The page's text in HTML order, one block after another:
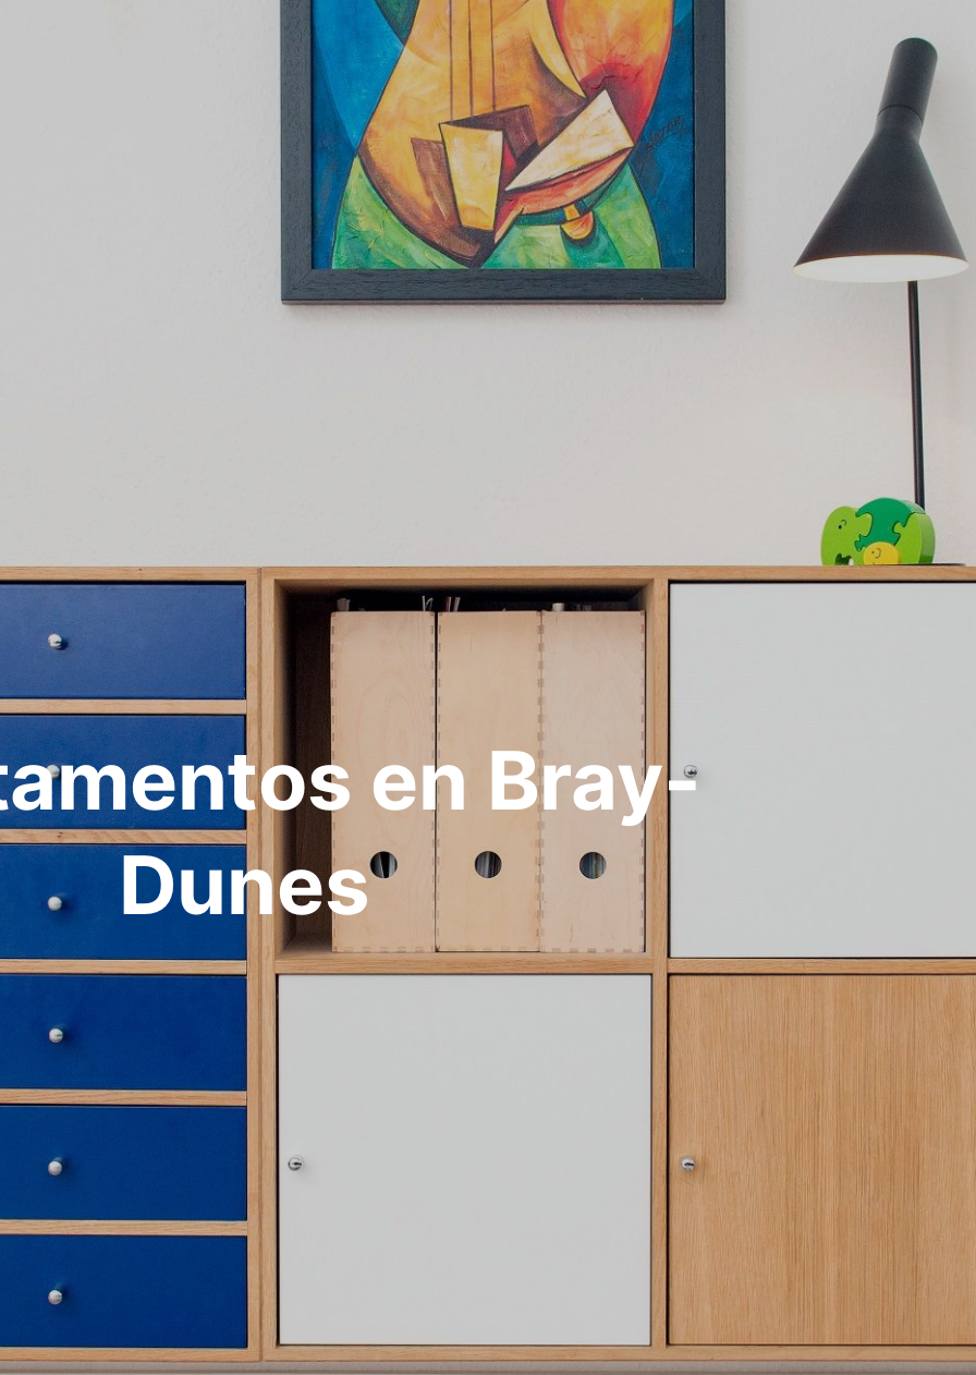
en Bray-
Dunes